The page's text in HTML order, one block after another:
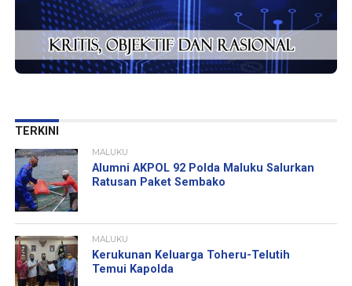
TERKINI
MALUKU
Alumni AKPOL 92 Polda Maluku Salurkan
Ratusan Paket Sembako
MALUKU
Kerukunan Keluarga Toheru-Telutih
Temui Kapolda